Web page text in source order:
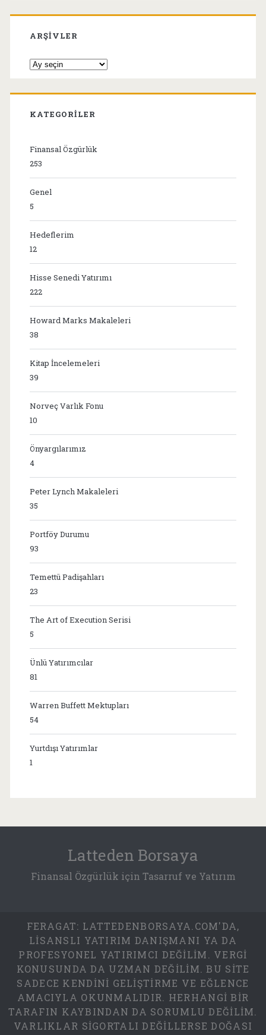
ARŞIVLER
Arşivler
KATEGORILER
Finansal Özgürlük
253
Genel
5
Hedeflerim
12
Hisse Senedi Yatırımı
222
Howard Marks Makaleleri
38
Kitap İncelemeleri
39
Norveç Varlık Fonu
10
Önyargılarımız
4
Peter Lynch Makaleleri
35
Portföy Durumu
93
Temettü Padişahları
23
The Art of Execution Serisi
5
Ünlü Yatırımcılar
81
Warren Buffett Mektupları
54
Yurtdışı Yatırımlar
1
Latteden Borsaya
Finansal Özgürlük için Tasarruf ve Yatırım
FERAGAT: LATTEDENBORSAYA.COM'DA,
LISANSLI YATIRIM DANIŞMANI YA DA
PROFESYONEL YATIRIMCI DEĞILIM. VERGI
KONUSUNDA DA UZMAN DEĞILIM. BU SITE
SADECE KENDINI GELIŞTIRME VE EĞLENCE
AMACIYLA OKUNMALIDIR. HERHANGI BIR
TARAFIN KAYBINDAN DA SORUMLU DEĞILIM.
VARLIKLAR SIGORTALI DEĞILLERSE DOĞASI